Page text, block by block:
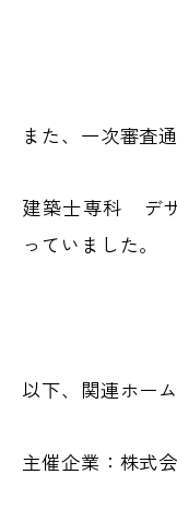
また、一次審査
建築士専科 デ
っていました。
以下、関連ホー
主催企業：株式